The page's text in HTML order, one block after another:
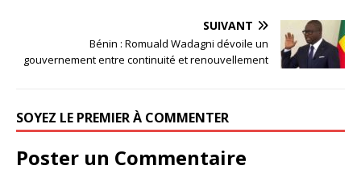
SUIVANT
Bénin : Romuald Wadagni dévoile un
gouvernement entre continuité et renouvellement
SOYEZ LE PREMIER À COMMENTER
Poster un Commentaire